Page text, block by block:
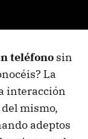
teléfono sin
La
interacción
mismo,
adeptos